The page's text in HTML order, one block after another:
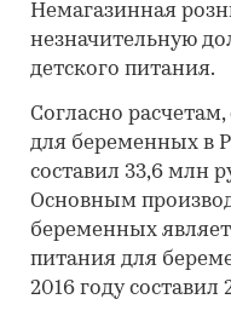
Немагазинная
незначительную
детского питания.
Согласно
для беременных в
составил 33,6 млн
Основным
беременных
питания для
2016 году составил